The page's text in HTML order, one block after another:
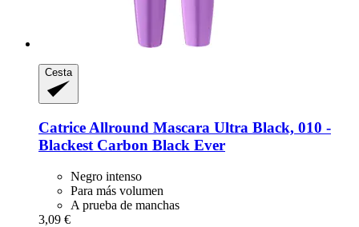
Cesta
Catrice Allround Mascara Ultra Black, 010 -​
Blackest Carbon Black Ever
Negro intenso
Para más volumen
A prueba de manchas
3,09 €